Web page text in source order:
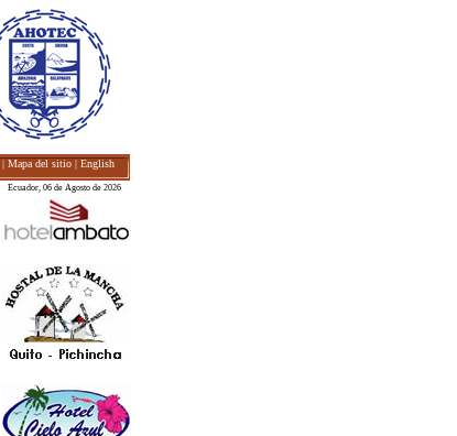
| Mapa del sitio | English
Ecuador, 06 de Agosto de 2026